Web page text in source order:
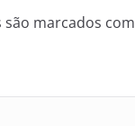
marcados com